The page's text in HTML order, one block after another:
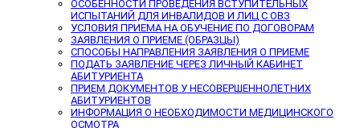
ОСОБЕННОСТИ ПРОВЕДЕНИЯ ВСТУПИТЕЛЬНЫХ
ИСПЫТАНИЙ ДЛЯ ИНВАЛИДОВ И ЛИЦ С ОВЗ
УСЛОВИЯ ПРИЕМА НА ОБУЧЕНИЕ ПО ДОГОВОРАМ
ЗАЯВЛЕНИЯ О ПРИЕМЕ (ОБРАЗЦЫ)
СПОСОБЫ НАПРАВЛЕНИЯ ЗАЯВЛЕНИЯ О ПРИЕМЕ
ПОДАТЬ ЗАЯВЛЕНИЕ ЧЕРЕЗ ЛИЧНЫЙ КАБИНЕТ
АБИТУРИЕНТА
ПРИЕМ ДОКУМЕНТОВ У НЕСОВЕРШЕННОЛЕТНИХ
АБИТУРИЕНТОВ
ИНФОРМАЦИЯ О НЕОБХОДИМОСТИ МЕДИЦИНСКОГО
ОСМОТРА